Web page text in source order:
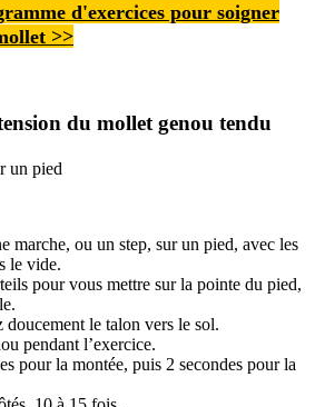
d'exercices pour soigner
>>
du mollet genou tendu
marche, ou un step, sur un pied, avec les
le vide.
pour vous mettre sur la pointe du pied,
doucement le talon vers le sol.
pendant l’exercice.
pour la montée, puis 2 secondes pour la